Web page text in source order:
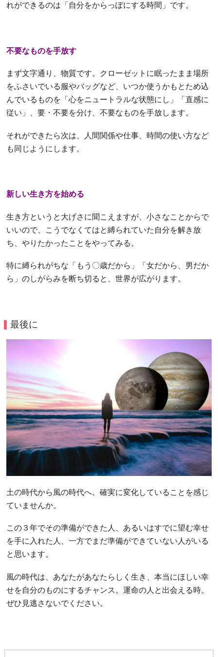
れができるのは「自分をからっぽにする時間」です。
不要なものを手放す
まず文字通り、物質です。クローゼットに眠ったまま場所
をふさいでいる服やバッグなど、いつか使うかもとため込
んでいるものを「心をニュートラルな状態にし」「直感に
従い」、要・不要を分け、不要なものを手放します。
それができたら次は、人間関係や仕事、時間の使い方など
も同じようにします。
新しい生き方を始める
生き方というと大げさに聞こえますが、小さなことからで
いいので、こうでなくてはと縛られていた自分を解き放
ち、やりたかったことをやってみる。
特に縛られがちな「もう〇歳だから」「女だから、男だか
ら」のしがらみを断ち切ると、世界が広がります。
最後に
土の時代から風の時代へ。確実に変化していることを感じ
ていませんか。
この３年でその準備ができた人、あるいはすでに望む幸せ
を手に入れた人、一方でまだ準備ができていない人がいる
と思います。
風の時代は、あなたがあなたらしく生き、本当にほしい幸
せを自分のものにするチャンス。運命の人と出会える時。
ぜひ見逃さないでください。